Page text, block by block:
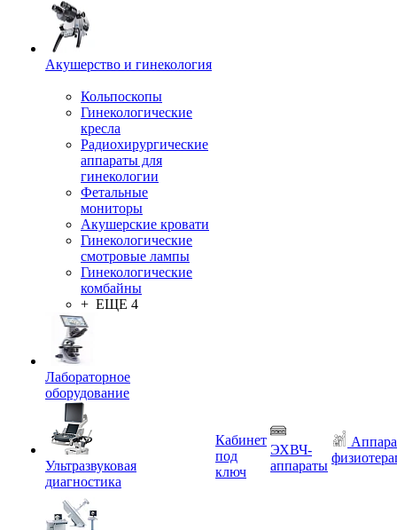
Акушерство и гинекология
Кольпоскопы
Гинекологические
кресла
Радиохирургические
аппараты для
гинекологии
Фетальные
мониторы
Акушерские кровати
Гинекологические
смотровые лампы
Гинекологические
комбайны
+ ЕЩЕ 4
Лабораторное
оборудование
Ультразвуковая
диагностика
Кабинет
под
ключ
ЭХВЧ-
аппараты